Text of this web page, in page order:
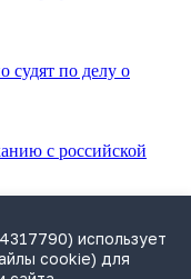
судят по делу о
с российской
нарушений
использует
cookie) для